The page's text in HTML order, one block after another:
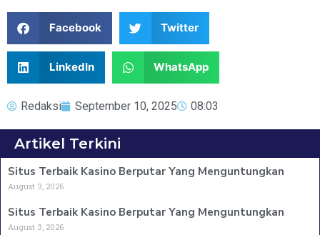
Facebook Twitter
LinkedIn WhatsApp
Redaksi September 10, 2025 08:03
Artikel Terkini
Situs Terbaik Kasino Berputar Yang Menguntungkan
August 3, 2026
Situs Terbaik Kasino Berputar Yang Menguntungkan
August 3, 2026